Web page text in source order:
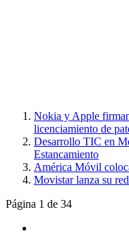
Nokia y Apple
licenciamiento de
Desarrollo TIC en
Estancamiento
América Móvil
Movistar lanza su
Página 1 de 34